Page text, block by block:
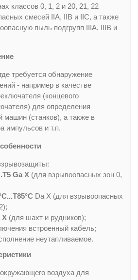
классов 0, 1, 2 и 20, 21, 22
смесей IIA, IIB и IIC, а также
пыль подгрупп IIIA, IIIB и
требуется обнаружение
- например в качестве
(концевого
для определения
машин (станков), а также в
импульсов и т.п.
Ga X (для взрывоопасных зон 0,
Da X (для взрывоопасных
X (для шахт и рудников);
встроенный кабель;
неутапливаемое.
воздуха для